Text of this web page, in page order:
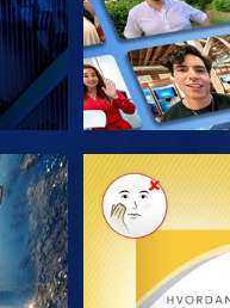
UTFORSK